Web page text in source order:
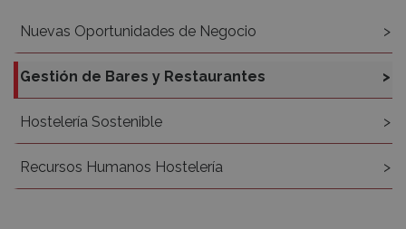
Nuevas Oportunidades de Negocio
Gestión de Bares y Restaurantes
Hostelería Sostenible
Recursos Humanos Hostelería